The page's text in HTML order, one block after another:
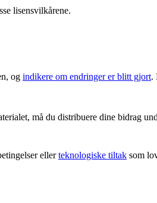
lisensvilkårene.
og indikere om endringer er blitt gjort.
må du distribuere dine bidrag
ellerteknologiske tiltak som